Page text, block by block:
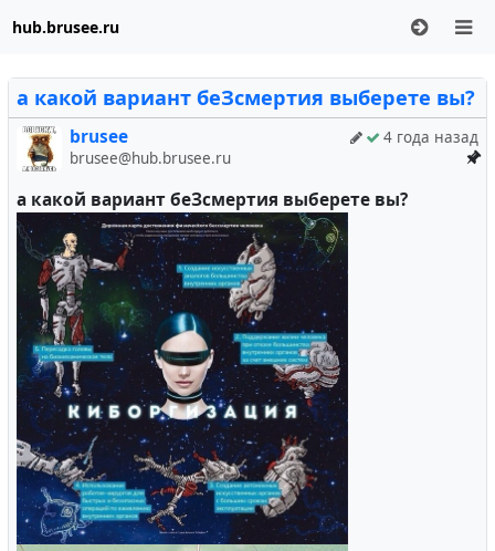
hub.brusee.ru
а какой вариант беЗсмертия выберете вы?
brusee
brusee@hub.brusee.ru
4 года назад
а какой вариант беЗсмертия выберете вы?